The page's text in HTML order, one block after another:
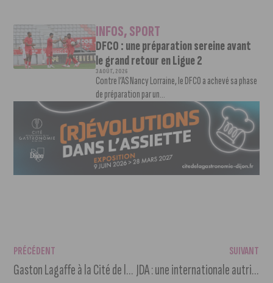
INFOS,SPORT
DFCO : une préparation sereine avant
le grand retour en Ligue 2
3 AOÛT, 2026
Contre l’AS Nancy Lorraine, le DFCO a achevé sa phase
de préparation par un...
PRÉCÉDENT
Gaston Lagaffe à la Cité de la Gastronomie
SUIVANT
JDA : une internationale autrichienne vient renforcer les cages